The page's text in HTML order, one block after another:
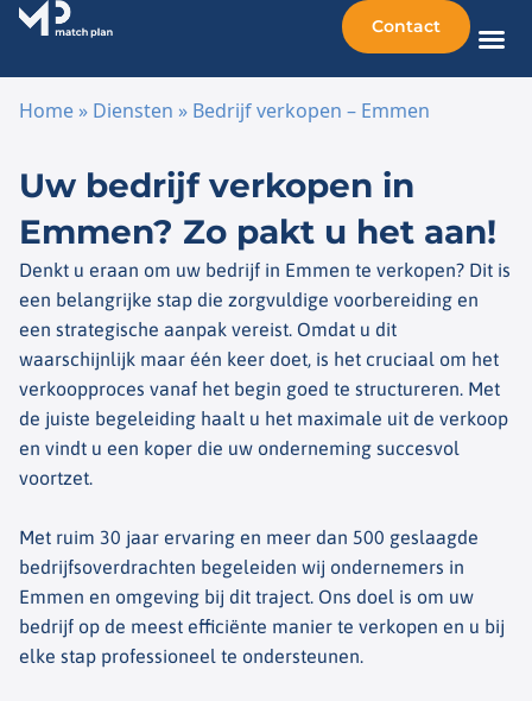
Contact
Home » Diensten » Bedrijf verkopen – Emmen
Uw bedrijf verkopen in
Emmen? Zo pakt u het aan!
Denkt u eraan om uw bedrijf in Emmen te verkopen? Dit is
een belangrijke stap die zorgvuldige voorbereiding en
een strategische aanpak vereist. Omdat u dit
waarschijnlijk maar één keer doet, is het cruciaal om het
verkoopproces vanaf het begin goed te structureren. Met
de juiste begeleiding haalt u het maximale uit de verkoop
en vindt u een koper die uw onderneming succesvol
voortzet.
Met ruim 30 jaar ervaring en meer dan 500 geslaagde
bedrijfsoverdrachten begeleiden wij ondernemers in
Emmen en omgeving bij dit traject. Ons doel is om uw
bedrijf op de meest efficiënte manier te verkopen en u bij
elke stap professioneel te ondersteunen.